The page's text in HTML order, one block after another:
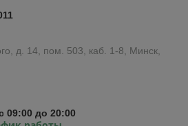
д. 14, пом. 503, каб. 1-8, Минск,
09:00 до 20:00